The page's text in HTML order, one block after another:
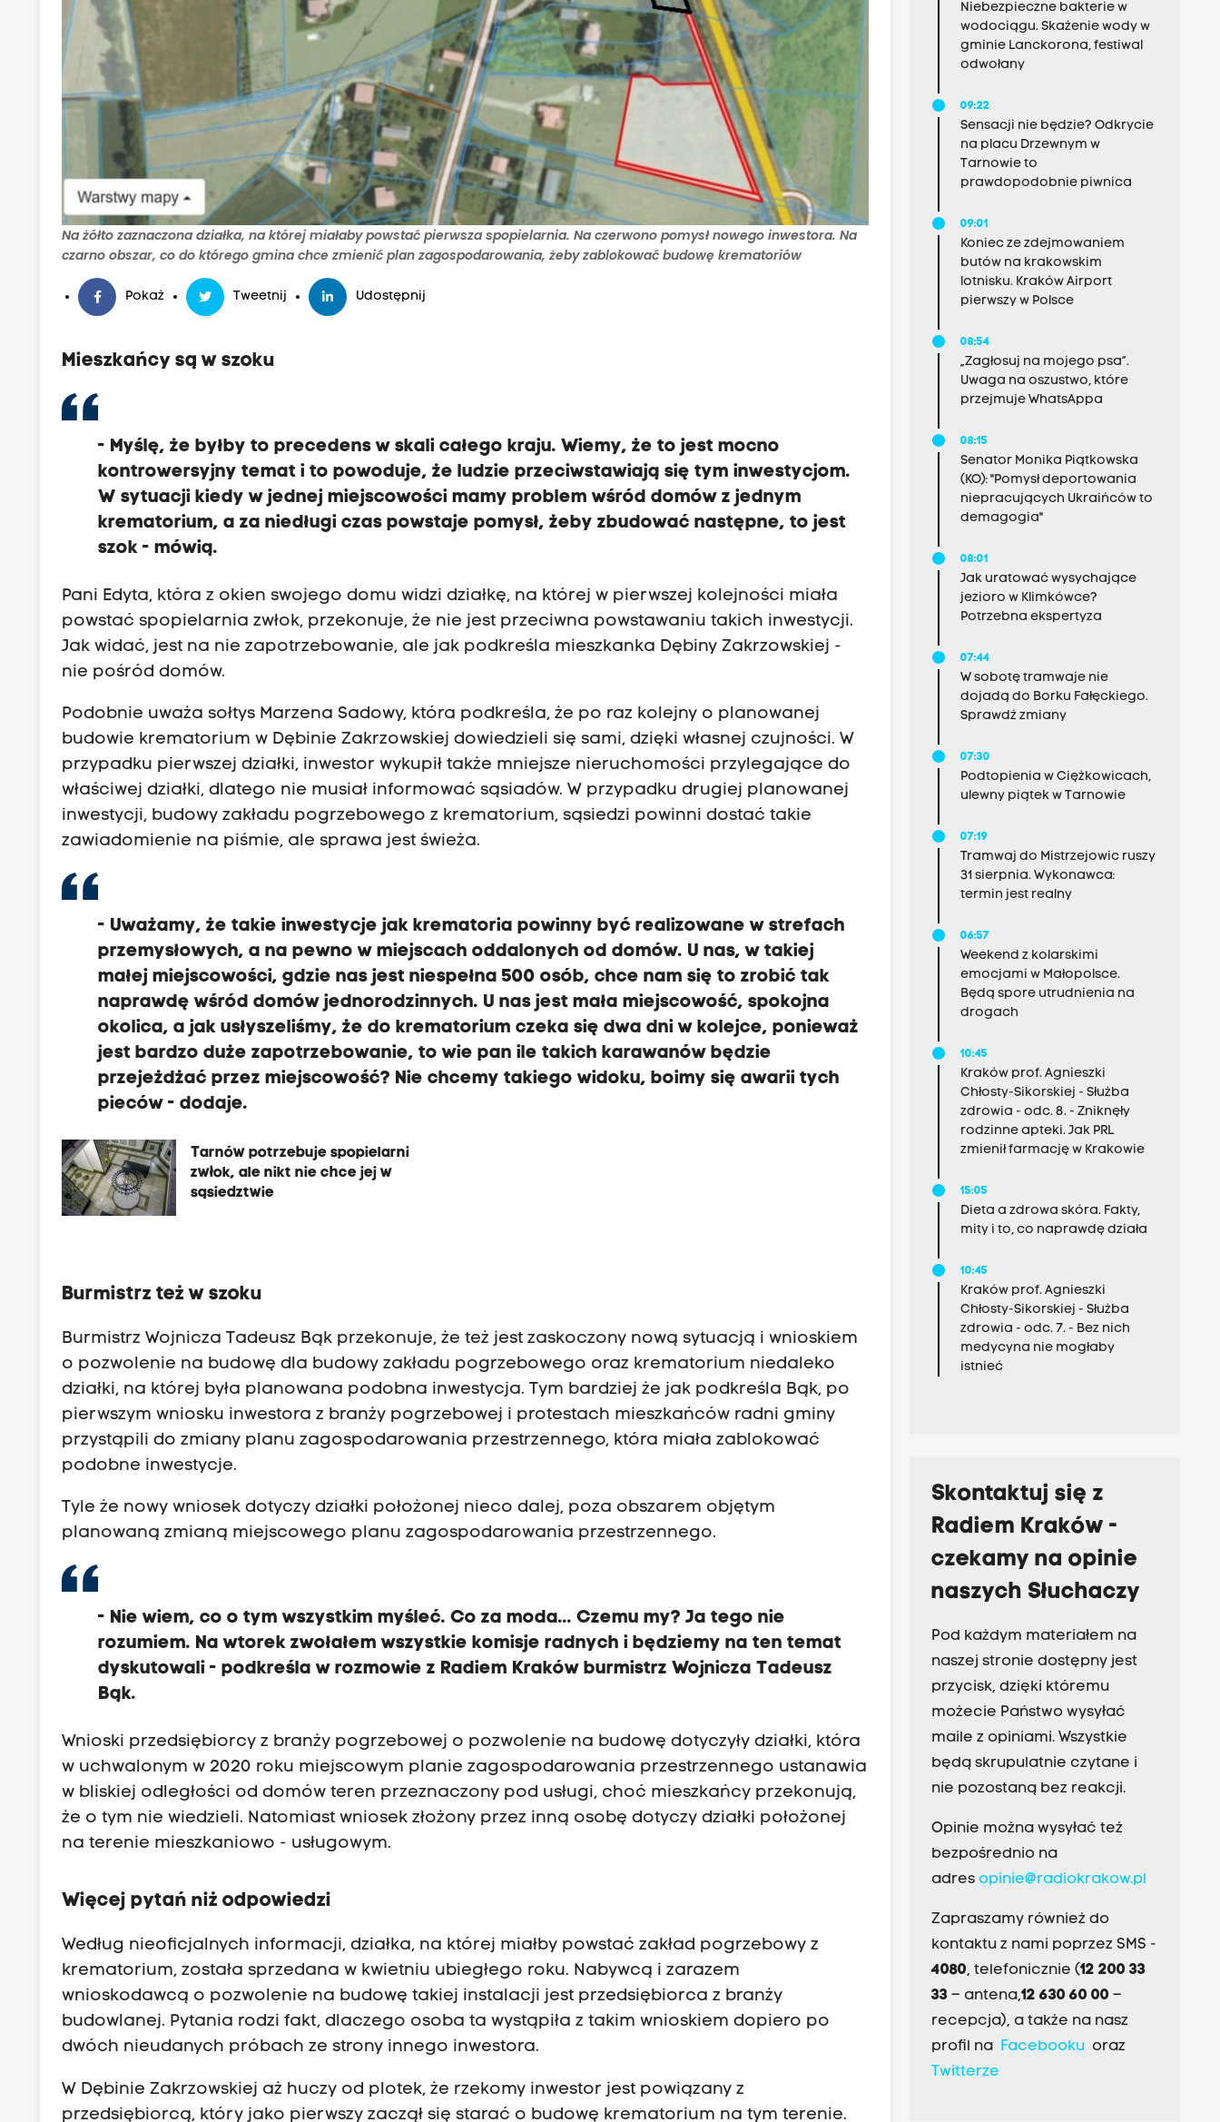
Na żółto zaznaczona działka, na której miałaby powstać pierwsza spopielarnia. Na czerwono pomysł nowego inwestora. Na
czarno obszar, co do którego gmina chce zmienić plan zagospodarowania, żeby zablokować budowę krematoriów
Pokaż Tweetnij Udostępnij
Mieszkańcy są w szoku
- Myślę, że byłby to precedens w skali całego kraju. Wiemy, że to jest mocno
kontrowersyjny temat i to powoduje, że ludzie przeciwstawiają się tym inwestycjom.
W sytuacji kiedy w jednej miejscowości mamy problem wśród domów z jednym
krematorium, a za niedługi czas powstaje pomysł, żeby zbudować następne, to jest
szok - mówią.
Pani Edyta, która z okien swojego domu widzi działkę, na której w pierwszej kolejności miała
powstać spopielarnia zwłok, przekonuje, że nie jest przeciwna powstawaniu takich inwestycji.
Jak widać, jest na nie zapotrzebowanie, ale jak podkreśla mieszkanka Dębiny Zakrzowskiej -
nie pośród domów.
Podobnie uważa sołtys Marzena Sadowy, która podkreśla, że po raz kolejny o planowanej
budowie krematorium w Dębinie Zakrzowskiej dowiedzieli się sami, dzięki własnej czujności. W
przypadku pierwszej działki, inwestor wykupił także mniejsze nieruchomości przylegające do
właściwej działki, dlatego nie musiał informować sąsiadów. W przypadku drugiej planowanej
inwestycji, budowy zakładu pogrzebowego z krematorium, sąsiedzi powinni dostać takie
zawiadomienie na piśmie, ale sprawa jest świeża.
- Uważamy, że takie inwestycje jak krematoria powinny być realizowane w strefach
przemysłowych, a na pewno w miejscach oddalonych od domów. U nas, w takiej
małej miejscowości, gdzie nas jest niespełna 500 osób, chce nam się to zrobić tak
naprawdę wśród domów jednorodzinnych. U nas jest mała miejscowość, spokojna
okolica, a jak usłyszeliśmy, że do krematorium czeka się dwa dni w kolejce, ponieważ
jest bardzo duże zapotrzebowanie, to wie pan ile takich karawanów będzie
przejeżdżać przez miejscowość? Nie chcemy takiego widoku, boimy się awarii tych
pieców - dodaje.
Tarnów potrzebuje spopielarni
zwłok, ale nikt nie chce jej w
sąsiedztwie
Burmistrz też w szoku
Burmistrz Wojnicza Tadeusz Bąk przekonuje, że też jest zaskoczony nową sytuacją i wnioskiem
o pozwolenie na budowę dla budowy zakładu pogrzebowego oraz krematorium niedaleko
działki, na której była planowana podobna inwestycja. Tym bardziej że jak podkreśla Bąk, po
pierwszym wniosku inwestora z branży pogrzebowej i protestach mieszkańców radni gminy
przystąpili do zmiany planu zagospodarowania przestrzennego, która miała zablokować
podobne inwestycje.
Tyle że nowy wniosek dotyczy działki położonej nieco dalej, poza obszarem objętym
planowaną zmianą miejscowego planu zagospodarowania przestrzennego.
- Nie wiem, co o tym wszystkim myśleć. Co za moda... Czemu my? Ja tego nie
rozumiem. Na wtorek zwołałem wszystkie komisje radnych i będziemy na ten temat
dyskutowali - podkreśla w rozmowie z Radiem Kraków burmistrz Wojnicza Tadeusz
Bąk.
Wnioski przedsiębiorcy z branży pogrzebowej o pozwolenie na budowę dotyczyły działki, która
w uchwalonym w 2020 roku miejscowym planie zagospodarowania przestrzennego ustanawia
w bliskiej odległości od domów teren przeznaczony pod usługi, choć mieszkańcy przekonują,
że o tym nie wiedzieli. Natomiast wniosek złożony przez inną osobę dotyczy działki położonej
na terenie mieszkaniowo - usługowym.
Więcej pytań niż odpowiedzi
Według nieoficjalnych informacji, działka, na której miałby powstać zakład pogrzebowy z
krematorium, została sprzedana w kwietniu ubiegłego roku. Nabywcą i zarazem
wnioskodawcą o pozwolenie na budowę takiej instalacji jest przedsiębiorca z branży
budowlanej. Pytania rodzi fakt, dlaczego osoba ta wystąpiła z takim wnioskiem dopiero po
dwóch nieudanych próbach ze strony innego inwestora.
W Dębinie Zakrzowskiej aż huczy od plotek, że rzekomy inwestor jest powiązany z
przedsiębiorcą, który jako pierwszy zaczął się starać o budowę krematorium na tym terenie.
Niebezpieczne bakterie w
wodociągu. Skażenie wody w
gminie Lanckorona, festiwal
odwołany
09:22
Sensacji nie będzie? Odkrycie
na placu Drzewnym w
Tarnowie to
prawdopodobnie piwnica
09:01
Koniec ze zdejmowaniem
butów na krakowskim
lotnisku. Kraków Airport
pierwszy w Polsce
08:54
„Zagłosuj na mojego psa”.
Uwaga na oszustwo, które
przejmuje WhatsAppa
08:15
Senator Monika Piątkowska
(KO): "Pomysł deportowania
niepracujących Ukraińców to
demagogia"
08:01
Jak uratować wysychające
jezioro w Klimkówce?
Potrzebna ekspertyza
07:44
W sobotę tramwaje nie
dojadą do Borku Fałęckiego.
Sprawdź zmiany
07:30
Podtopienia w Ciężkowicach,
ulewny piątek w Tarnowie
07:19
Tramwaj do Mistrzejowic ruszy
31 sierpnia. Wykonawca:
termin jest realny
06:57
Weekend z kolarskimi
emocjami w Małopolsce.
Będą spore utrudnienia na
drogach
10:45
Kraków prof. Agnieszki
Chłosty-Sikorskiej - Służba
zdrowia - odc. 8. - Zniknęły
rodzinne apteki. Jak PRL
zmienił farmację w Krakowie
15:05
Dieta a zdrowa skóra. Fakty,
mity i to, co naprawdę działa
10:45
Kraków prof. Agnieszki
Chłosty-Sikorskiej - Służba
zdrowia - odc. 7. - Bez nich
medycyna nie mogłaby
istnieć
Skontaktuj się z
Radiem Kraków -
czekamy na opinie
naszych Słuchaczy
Pod każdym materiałem na
naszej stronie dostępny jest
przycisk, dzięki któremu
możecie Państwo wysyłać
maile z opiniami. Wszystkie
będą skrupulatnie czytane i
nie pozostaną bez reakcji.
Opinie można wysyłać też
bezpośrednio na
adres opinie@radiokrakow.pl
Zapraszamy również do
kontaktu z nami poprzez SMS -
4080, telefonicznie (12 200 33
33– antena,12 630 60 00 –
recepcja), a także na nasz
profil na Facebookuoraz
Twitterze